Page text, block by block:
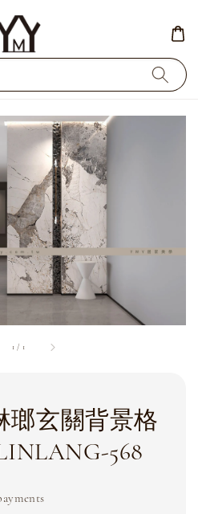
1 / 1
瑯玄關背景格
568